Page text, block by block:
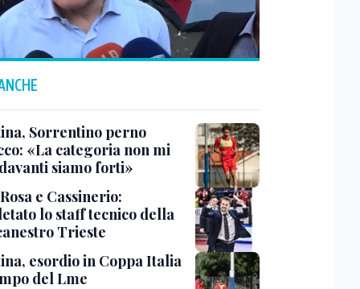
Sorrentino perno
«La categoria non mi
siamo forti»
e Cassinerio:
lo staff tecnico della
Trieste
esordio in Coppa Italia
del Lme